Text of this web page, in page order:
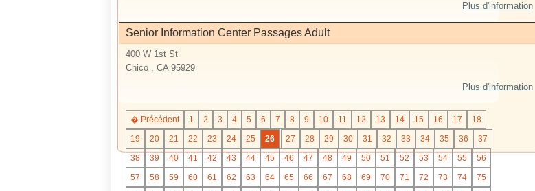
Plus d'information
Senior Information Center Passages Adult
400 W 1st St
Chico , CA 95929
Plus d'information
� Précédent 1 2 3 4 5 6 7 8 9 10 11 12 13 14 15 16 17
18
19
20 21 22 23 24 25 26 27 28 29 30 31 32 33 34 35 36
37
38
39 40 41 42 43 44 45 46 47 48 49 50 51 52 53 54 55
56
57
58 59 60 61 62 63 64 65 66 67 68 69 70 71 72 73 74
75